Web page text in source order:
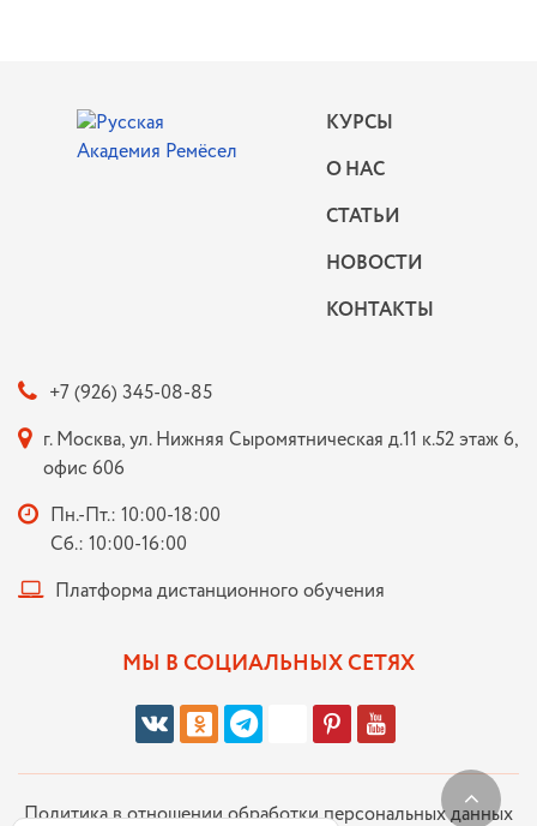
КУРСЫ
О НАС
СТАТЬИ
НОВОСТИ
КОНТАКТЫ
МЫ В СОЦИАЛЬНЫХ СЕТЯХ
+7 (926) 345-08-85
г. Москва, ул. Нижняя Сыромятническая д.11 к.52 этаж 6,
офис 606
Пн.-Пт.: 10:00-18:00
Сб.: 10:00-16:00
Платформа дистанционного обучения
Политика в отношении обработки персональных данных